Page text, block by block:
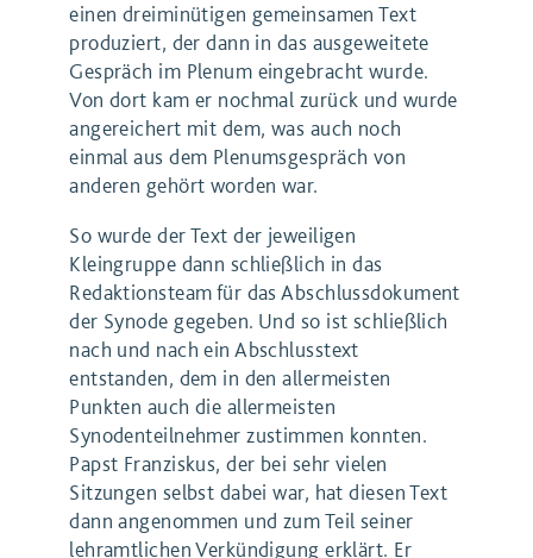
einen dreiminütigen gemeinsamen Text
produziert, der dann in das ausgeweitete
Gespräch im Plenum eingebracht wurde.
Von dort kam er nochmal zurück und wurde
angereichert mit dem, was auch noch
einmal aus dem Plenumsgespräch von
anderen gehört worden war.
So wurde der Text der jeweiligen
Kleingruppe dann schließlich in das
Redaktionsteam für das Abschlussdokument
der Synode gegeben. Und so ist schließlich
nach und nach ein Abschlusstext
entstanden, dem in den allermeisten
Punkten auch die allermeisten
Synodenteilnehmer zustimmen konnten.
Papst Franziskus, der bei sehr vielen
Sitzungen selbst dabei war, hat diesen Text
dann angenommen und zum Teil seiner
lehramtlichen Verkündigung erklärt. Er